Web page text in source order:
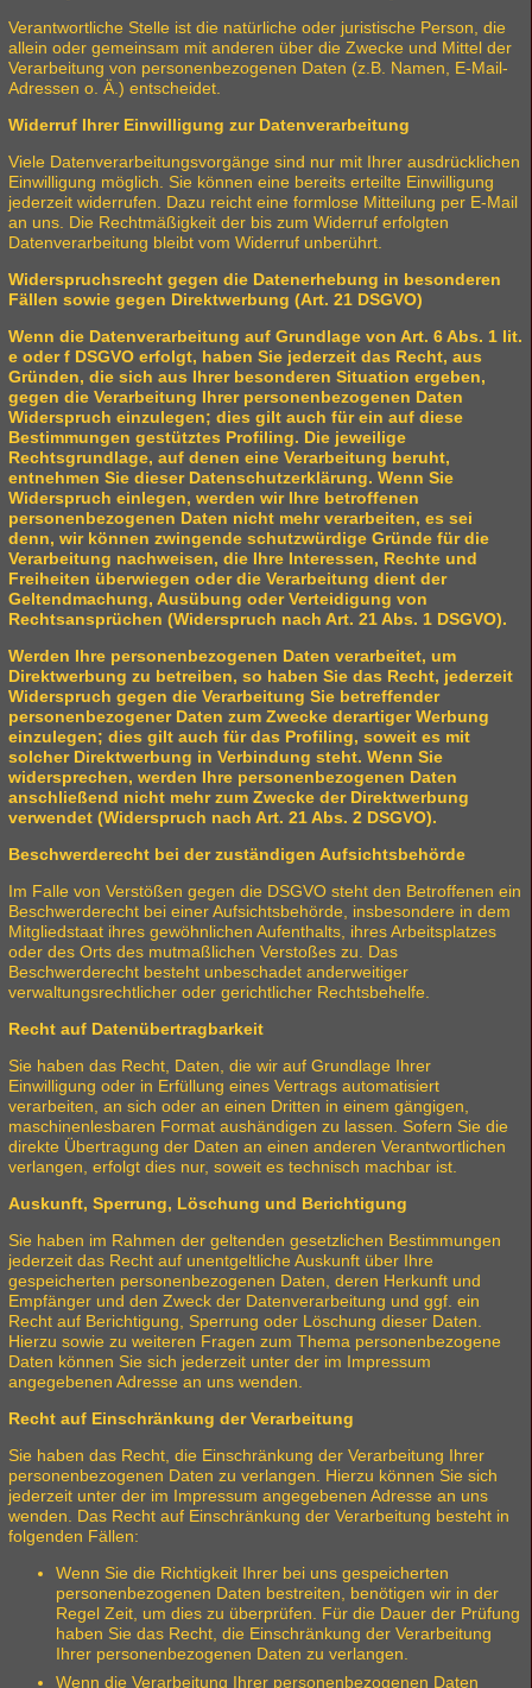
Verantwortliche Stelle ist die natürliche oder juristische Person, die
allein oder gemeinsam mit anderen über die Zwecke und Mittel der
Verarbeitung von personenbezogenen Daten (z.B. Namen, E-Mail-
Adressen o. Ä.) entscheidet.
Widerruf Ihrer Einwilligung zur Datenverarbeitung
Viele Datenverarbeitungsvorgänge sind nur mit Ihrer ausdrücklichen
Einwilligung möglich. Sie können eine bereits erteilte Einwilligung
jederzeit widerrufen. Dazu reicht eine formlose Mitteilung per E-Mail
an uns. Die Rechtmäßigkeit der bis zum Widerruf erfolgten
Datenverarbeitung bleibt vom Widerruf unberührt.
Widerspruchsrecht gegen die Datenerhebung in besonderen
Fällen sowie gegen Direktwerbung (Art. 21 DSGVO)
Wenn die Datenverarbeitung auf Grundlage von Art. 6 Abs. 1 lit.
e oder f DSGVO erfolgt, haben Sie jederzeit das Recht, aus
Gründen, die sich aus Ihrer besonderen Situation ergeben,
gegen die Verarbeitung Ihrer personenbezogenen Daten
Widerspruch einzulegen; dies gilt auch für ein auf diese
Bestimmungen gestütztes Profiling. Die jeweilige
Rechtsgrundlage, auf denen eine Verarbeitung beruht,
entnehmen Sie dieser Datenschutzerklärung. Wenn Sie
Widerspruch einlegen, werden wir Ihre betroffenen
personenbezogenen Daten nicht mehr verarbeiten, es sei
denn, wir können zwingende schutzwürdige Gründe für die
Verarbeitung nachweisen, die Ihre Interessen, Rechte und
Freiheiten überwiegen oder die Verarbeitung dient der
Geltendmachung, Ausübung oder Verteidigung von
Rechtsansprüchen (Widerspruch nach Art. 21 Abs. 1 DSGVO).
Werden Ihre personenbezogenen Daten verarbeitet, um
Direktwerbung zu betreiben, so haben Sie das Recht, jederzeit
Widerspruch gegen die Verarbeitung Sie betreffender
personenbezogener Daten zum Zwecke derartiger Werbung
einzulegen; dies gilt auch für das Profiling, soweit es mit
solcher Direktwerbung in Verbindung steht. Wenn Sie
widersprechen, werden Ihre personenbezogenen Daten
anschließend nicht mehr zum Zwecke der Direktwerbung
verwendet (Widerspruch nach Art. 21 Abs. 2 DSGVO).
Beschwerderecht bei der zuständigen Aufsichtsbehörde
Im Falle von Verstößen gegen die DSGVO steht den Betroffenen ein
Beschwerderecht bei einer Aufsichtsbehörde, insbesondere in dem
Mitgliedstaat ihres gewöhnlichen Aufenthalts, ihres Arbeitsplatzes
oder des Orts des mutmaßlichen Verstoßes zu. Das
Beschwerderecht besteht unbeschadet anderweitiger
verwaltungsrechtlicher oder gerichtlicher Rechtsbehelfe.
Recht auf Datenübertragbarkeit
Sie haben das Recht, Daten, die wir auf Grundlage Ihrer
Einwilligung oder in Erfüllung eines Vertrags automatisiert
verarbeiten, an sich oder an einen Dritten in einem gängigen,
maschinenlesbaren Format aushändigen zu lassen. Sofern Sie die
direkte Übertragung der Daten an einen anderen Verantwortlichen
verlangen, erfolgt dies nur, soweit es technisch machbar ist.
Auskunft, Sperrung, Löschung und Berichtigung
Sie haben im Rahmen der geltenden gesetzlichen Bestimmungen
jederzeit das Recht auf unentgeltliche Auskunft über Ihre
gespeicherten personenbezogenen Daten, deren Herkunft und
Empfänger und den Zweck der Datenverarbeitung und ggf. ein
Recht auf Berichtigung, Sperrung oder Löschung dieser Daten.
Hierzu sowie zu weiteren Fragen zum Thema personenbezogene
Daten können Sie sich jederzeit unter der im Impressum
angegebenen Adresse an uns wenden.
Recht auf Einschränkung der Verarbeitung
Sie haben das Recht, die Einschränkung der Verarbeitung Ihrer
personenbezogenen Daten zu verlangen. Hierzu können Sie sich
jederzeit unter der im Impressum angegebenen Adresse an uns
wenden. Das Recht auf Einschränkung der Verarbeitung besteht in
folgenden Fällen:
Wenn Sie die Richtigkeit Ihrer bei uns gespeicherten
personenbezogenen Daten bestreiten, benötigen wir in der
Regel Zeit, um dies zu überprüfen. Für die Dauer der Prüfung
haben Sie das Recht, die Einschränkung der Verarbeitung
Ihrer personenbezogenen Daten zu verlangen.
Wenn die Verarbeitung Ihrer personenbezogenen Daten